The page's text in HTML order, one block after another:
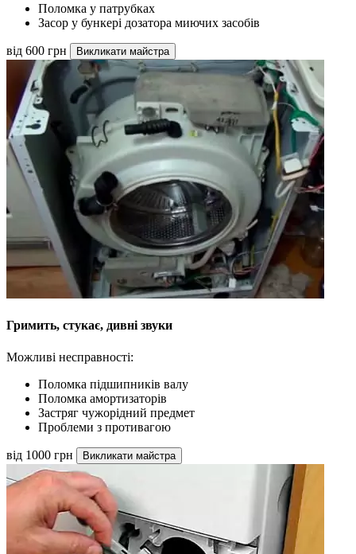
Поломка у патрубках
Засор у бункері дозатора миючих засобів
від 600 грн Викликати майстра
Гримить, стукає, дивні звуки
Можливі несправності:
Поломка підшипників валу
Поломка амортизаторів
Застряг чужорідний предмет
Проблеми з противагою
від 1000 грн Викликати майстра